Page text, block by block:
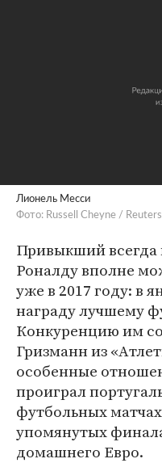
Лионель Месси
Фото: Russell Cheyne / Reuters
Привыкший всегда
Роналду вполне
уже в 2017 году: в
награду лучшему
Конкуренцию им
Гризманн из
особенные
проиграл
футбольных
упомянутых
домашнего Евро.